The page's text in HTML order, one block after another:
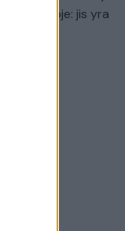
politikoje: jis yra